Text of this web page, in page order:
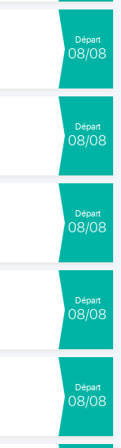
Départ
08/08
Départ
08/08
Départ
08/08
Départ
08/08
Départ
08/08